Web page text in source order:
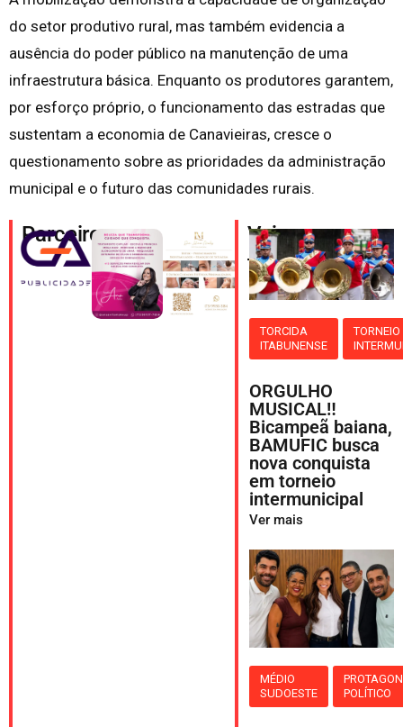
do setor produtivo rural, mas também evidencia a
ausência do poder público na manutenção de uma
infraestrutura básica. Enquanto os produtores garantem,
por esforço próprio, o funcionamento das estradas que
sustentam a economia de Canavieiras, cresce o
questionamento sobre as prioridades da administração
municipal e o futuro das comunidades rurais.
Parceiros
Veja
também
TORCIDA
ITABUNENSE
TORNEIO
ORGULHO
MUSICAL‼️
Bicampeã baiana,
BAMUFIC busca
nova conquista
em torneio
intermunicipal
Ver mais
MÉDIO
SUDOESTE
POLÍTICO